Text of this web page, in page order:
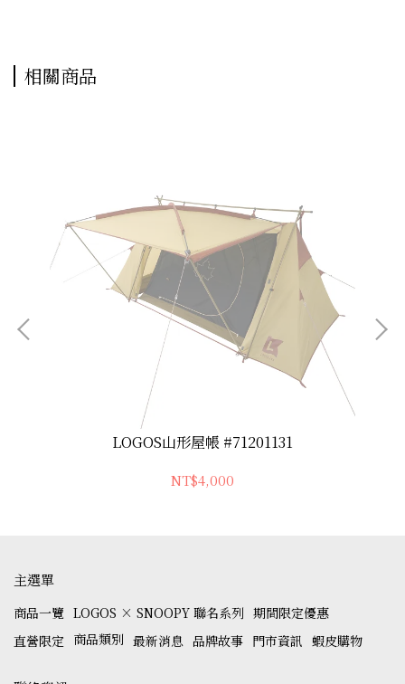
相關商品
LOGOS山形屋帳 #71201131
NT$4,000
主選單
商品一覽 LOGOS × SNOOPY 聯名系列 期間限定優惠
直營限定 商品類別 最新消息 品牌故事 門市資訊 蝦皮購物